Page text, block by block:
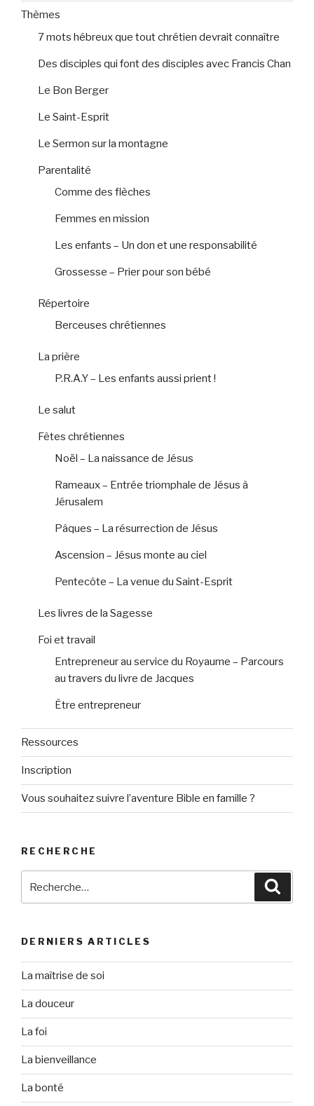
Thèmes
7 mots hébreux que tout chrétien devrait connaître
Des disciples qui font des disciples avec Francis Chan
Le Bon Berger
Le Saint-Esprit
Le Sermon sur la montagne
Parentalité
Comme des flèches
Femmes en mission
Les enfants – Un don et une responsabilité
Grossesse – Prier pour son bébé
Répertoire
Berceuses chrétiennes
La prière
P.R.A.Y – Les enfants aussi prient !
Le salut
Fêtes chrétiennes
Noël – La naissance de Jésus
Rameaux – Entrée triomphale de Jésus à
Jérusalem
Pâques – La résurrection de Jésus
Ascension – Jésus monte au ciel
Pentecôte – La venue du Saint-Esprit
Les livres de la Sagesse
Foi et travail
Entrepreneur au service du Royaume – Parcours
au travers du livre de Jacques
Être entrepreneur
Ressources
Inscription
Vous souhaitez suivre l’aventure Bible en famille ?
RECHERCHE
pour
DERNIERS ARTICLES
La maîtrise de soi
La douceur
La foi
La bienveillance
La bonté